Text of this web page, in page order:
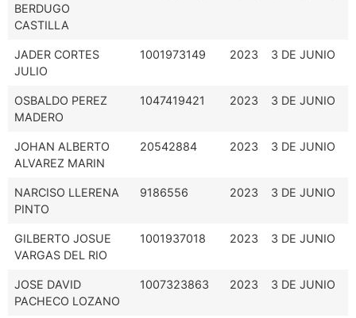
BERDUGO
CASTILLA
JADER CORTES
JULIO
1001973149 2023 3 DE JUNIO
OSBALDO PEREZ
MADERO
1047419421 2023 3 DE JUNIO
JOHAN ALBERTO
ALVAREZ MARIN
20542884 2023 3 DE JUNIO
NARCISO LLERENA
PINTO
9186556 2023 3 DE JUNIO
GILBERTO JOSUE
VARGAS DEL RIO
1001937018 2023 3 DE JUNIO
JOSE DAVID
PACHECO LOZANO
1007323863 2023 3 DE JUNIO